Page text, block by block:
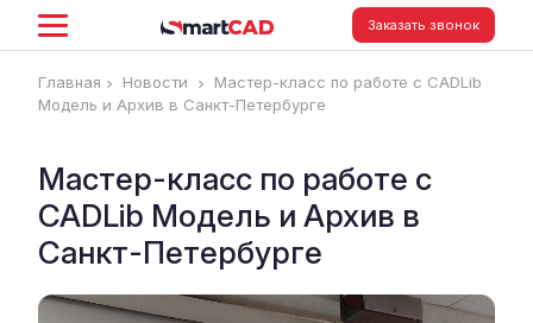
Заказать звонок
Главная Новости
Мастер-класс по работе с CADLib
Модель и Архив в Санкт-Петербурге
Мастер-класс по работе с
CADLib Модель и Архив в
Санкт-Петербурге